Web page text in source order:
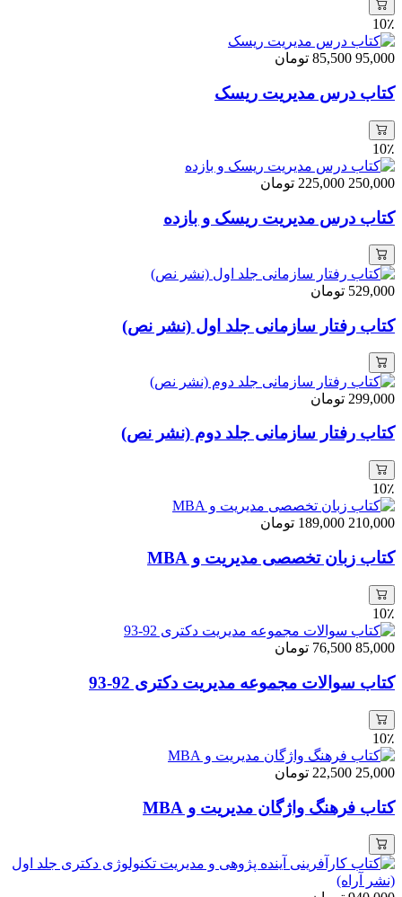
10٪
95,000
85,500 تومان
کتاب درس مدیریت ریسک
10٪
250,000
225,000 تومان
کتاب درس مدیریت ریسک و بازده
529,000 تومان
کتاب رفتار سازمانی جلد اول (نشر نص)
299,000 تومان
کتاب رفتار سازمانی جلد دوم (نشر نص)
10٪
210,000
189,000 تومان
کتاب زبان تخصصی مدیریت و MBA
10٪
85,000
76,500 تومان
کتاب سوالات مجموعه مدیریت دکتری 92-93
10٪
25,000
22,500 تومان
کتاب فرهنگ واژگان مدیریت و MBA